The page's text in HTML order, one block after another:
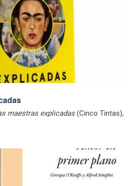
maestras explicadas(Cinco Tintas),